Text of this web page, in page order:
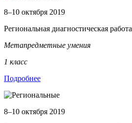
8–10 октября 2019
Региональная диагностическая работа
Метапредметные умения
1 класс
Подробнее
8–10 октября 2019